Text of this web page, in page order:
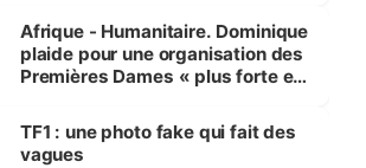
Afrique - Humanitaire. Dominique
plaide pour une organisation des
Premières Dames « plus forte et
sur la scène internationale »
TF1 : une photo fake qui fait des
vagues